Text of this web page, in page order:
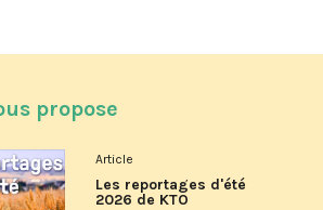
propose
Article
Les reportages d'été
2026 de KTO